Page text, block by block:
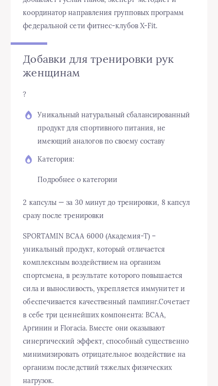
координатор направления групповых программ
федеральной сети фитнес-клубов X-Fit.
Добавки для тренировки рук
женщинам
?
Уникальный натуральный сбалансированный
продукт для спортивного питания, не
имеющий аналогов по своему составу
Категория:
Подробнее о категории
2 капсулы — за 30 минут до тренировки, 8 капсул
сразу после тренировки
SPORTAMIN ВСАА 6000 (Академия-Т) –
уникальный продукт, который отличается
комплексным воздействием на организм
спортсмена, в результате которого повышается
сила и выносливость, укрепляется иммунитет и
обеспечивается качественный пампинг.Сочетает
в себе три ценнейших компонента: ВСАА,
Аргинин и Floracia. Вместе они оказывают
синергический эффект, способный существенно
минимизировать отрицательное воздействие на
организм последствий тяжелых физических
нагрузок.